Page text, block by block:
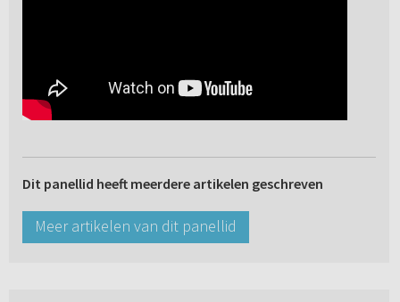
Dit panellid heeft meerdere artikelen geschreven
Meer artikelen van dit panellid